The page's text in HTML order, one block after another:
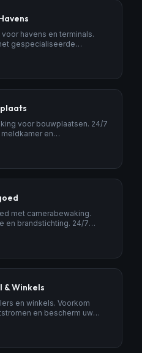
havens en terminals.
gespecialiseerde
voor bouwplaatsen. 24/7
en
met camerabewaking.
en brandstichting. 24/7
Winkels
en winkels. Voorkom
en bescherm uw